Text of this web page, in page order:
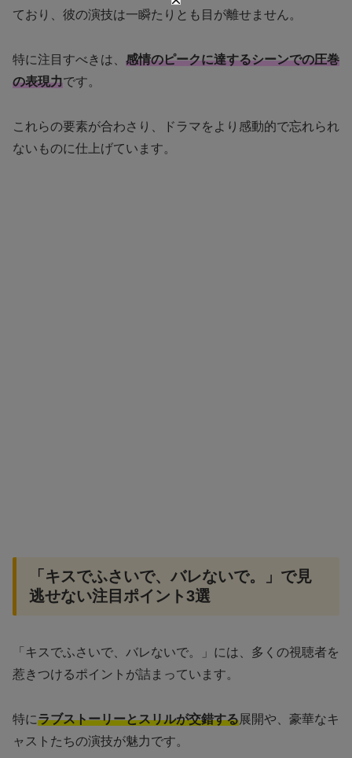
ており、彼の演技は一瞬たりとも目が離せません。
特に注目すべきは、 感情のピークに達するシーンでの圧巻
の表現力です。
これらの要素が合わさり、ドラマをより感動的で忘れられ
ないものに仕上げています。
「キスでふさいで、バレないで。」で見
逃せない注目ポイント3選
「キスでふさいで、バレないで。」には、多くの視聴者を
惹きつけるポイントが詰まっています。
特にラブストーリーとスリルが交錯する展開や、豪華なキ
ャストたちの演技が魅力です。